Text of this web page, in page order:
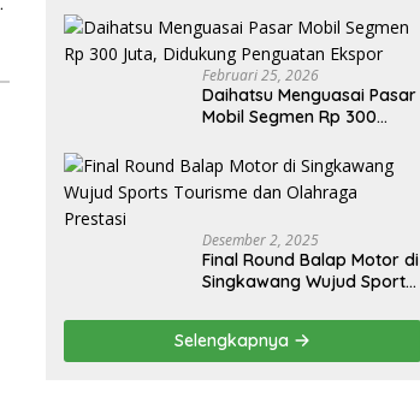
ip Sendiri, Tak Perlu Impor
Februari 25, 2026
Daihatsu Menguasai Pasar
Mobil Segmen Rp 300
Ekspor
Desember 2, 2025
Final Round Balap Motor di
Singkawang Wujud Sports
Prestasi
Selengkapnya